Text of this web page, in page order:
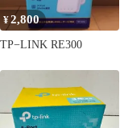
¥2,800
TP−LINK RE300